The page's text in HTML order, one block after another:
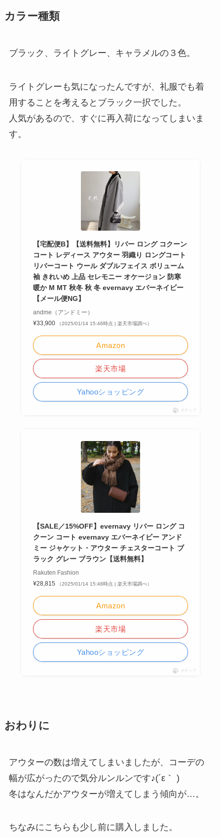
カラー種類
ブラック、ライトグレー、キャラメルの３色。
ライトグレーも気になったんですが、礼服でも着
用することを考えるとブラック一択でした。
人気があるので、すぐに再入荷になってしまいま
す。
【宅配便B】【送料無料】リバー ロング コクーン
コート レディース アウター 羽織り ロングコート
リバーコート ウール ダブルフェイス ボリューム
袖 きれいめ 上品 セレモニー オケージョン 防寒
暖か M MT 秋冬 秋 冬 evernavy エバーネイビー
【メール便NG】
andme（アンドミー）
¥33,900
（2025/01/14 15:46時点 | 楽天市場調べ）
Amazon
楽天市場
Yahooショッピング
ポチップ
【SALE／15%OFF】evernavy リバー ロング コ
クーン コート evernavy エバーネイビー アンド
ミー ジャケット・アウター チェスターコート ブ
ラック グレー ブラウン【送料無料】
Rakuten Fashion
¥28,815
（2025/01/14 15:48時点 | 楽天市場調べ）
Amazon
楽天市場
Yahooショッピング
ポチップ
おわりに
アウターの数は増えてしまいましたが、コーデの
幅が広がったので気分ルンルンです♪(´ε｀ )
冬はなんだかアウターが増えてしまう傾向が…。
ちなみにこちらも少し前に購入しました。